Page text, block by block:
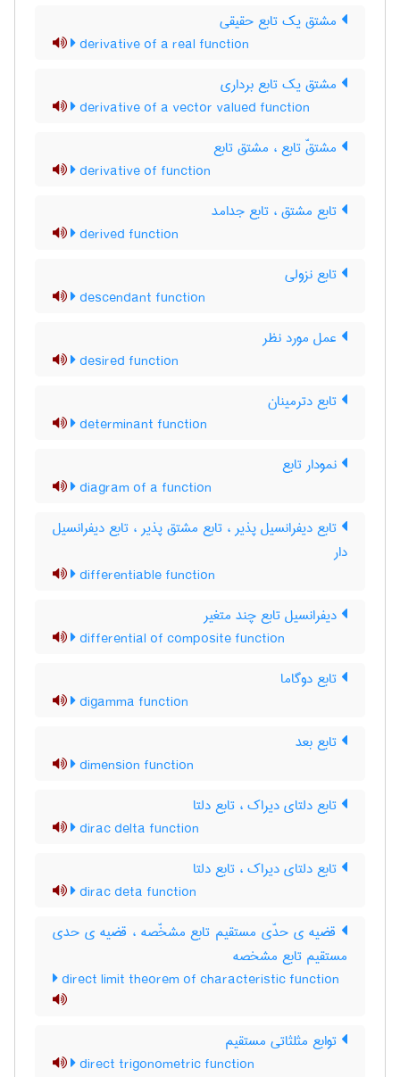
مشتق یک تابع حقیقی
derivative of a real function
مشتق یک تابع برداری
derivative of a vector valued function
مشتقّ تابع ، مشتق تابع
derivative of function
تابع مشتق ، تابع جدامد
derived function
تابع نزولی
descendant function
عمل مورد نظر
desired function
تابع دترمینان
determinant function
نمودار تابع
diagram of a function
تابع دیفرانسیل پذیر ، تابع مشتق پذیر ، تابع دیفرانسیل
دار
differentiable function
دیفرانسیل تابع چند متغیر
differential of composite function
تابع دوگاما
digamma function
تابع بعد
dimension function
تابع دلتای دیراک ، تابع دلتا
dirac delta function
تابع دلتای دیراک ، تابع دلتا
dirac deta function
قضیه ی حدّی مستقیم تابع مشخّصه ، قضیه ی حدی
مستقیم تابع مشخصه
direct limit theorem of characteristic function
توابع مثلثاتی مستقیم
direct trigonometric function